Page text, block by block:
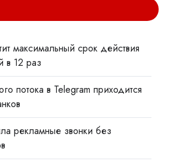
максимальный срок действия
в 12 раз
потока в Telegram приходится
рекламные звонки без